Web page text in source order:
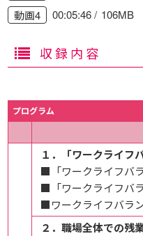
動画4
00:05:46 106MB
収録内容
プログラム
１．「ワークライフ
■「ワークライフバ
■「ワークライフバ
■ワークライフバラ
２．職場全体での残